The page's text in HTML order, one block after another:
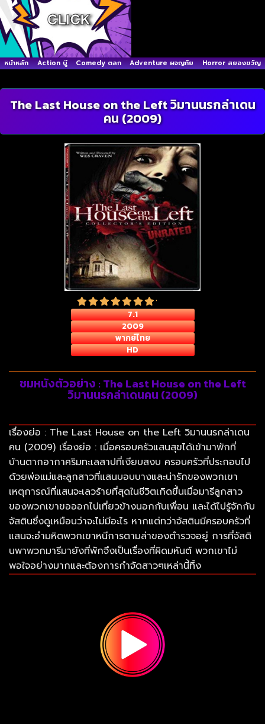
หน้าหลัก Action บู๊ Comedy ตลก Adventure ผจญภัย Horror สยองขวัญ
The Last House on the Left วิมานนรกล่าเดน
คน (2009)
7.1
2009
พากย์ไทย
HD
ชมหนังตัวอย่าง : The Last House on the Left
วิมานนรกล่าเดนคน (2009)
เรื่องย่อ : The Last House on the Left วิมานนรกล่าเดน
คน (2009) เรื่องย่อ : เมื่อครอบครัวแสนสุขได้เข้ามาพักที่
บ้านตากอากาศริมทะเลสาปที่เงียบสงบ ครอบครัวที่ประกอบไป
ด้วยพ่อแม่และลูกสาวที่แสนบอบบางและน่ารักของพวกเขา
เหตุการณ์ที่แสนจะเลวร้ายที่สุดในชีวิตเกิดขึ้นเมื่อมารีลูกสาว
ของพวกเขาขอออกไปเที่ยวข้างนอกกับเพื่อน และได้ไปรู้จักกับ
จัสตินซึ่งดูเหมือนว่าจะไม่มีอะไร หากแต่ทว่าจัสตินมีครอบครัวที่
แสนจะอำมหิตพวกเขาหนีการตามล่าของตำรวจอยู่ การที่จัสติ
นพาพวกมารีมายังที่พักจึงเป็นเรื่องที่ผิดมหันต์ พวกเขาไม่
พอใจอย่างมากและต้องการกำจัดสาวๆเหล่านี้ทิ้ง